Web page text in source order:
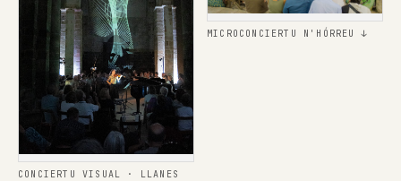
CONCIERTU VISUAL · LLANES
MICROCONCIERTU N'HÓRREU ↓